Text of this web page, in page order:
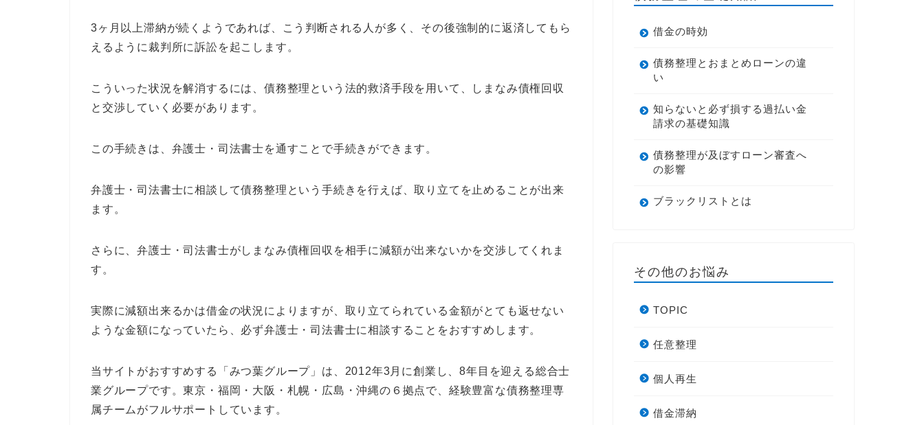
3ヶ月以上滞納が続くようであれば、こう判断される人が多く、その後強制的に返済してもら
えるように裁判所に訴訟を起こします。
こういった状況を解消するには、債務整理という法的救済手段を用いて、しまなみ債権回収
と交渉していく必要があります。
この手続きは、弁護士・司法書士を通すことで手続きができます。
弁護士・司法書士に相談して債務整理という手続きを行えば、取り立てを止めることが出来
ます。
さらに、弁護士・司法書士がしまなみ債権回収を相手に減額が出来ないかを交渉してくれま
す。
実際に減額出来るかは借金の状況によりますが、取り立てられている金額がとても返せない
ような金額になっていたら、必ず弁護士・司法書士に相談することをおすすめします。
当サイトがおすすめする「みつ葉グループ」は、2012年3月に創業し、8年目を迎える総合士
業グループです。東京・福岡・大阪・札幌・広島・沖縄の６拠点で、経験豊富な債務整理専
属チームがフルサポートしています。
借金の時効
債務整理とおまとめローンの違
い
知らないと必ず損する過払い金
請求の基礎知識
債務整理が及ぼすローン審査へ
の影響
ブラックリストとは
その他のお悩み
TOPIC
任意整理
個人再生
借金滞納